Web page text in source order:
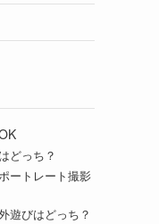
どっち？
ートレート撮影
遊びはどっち？